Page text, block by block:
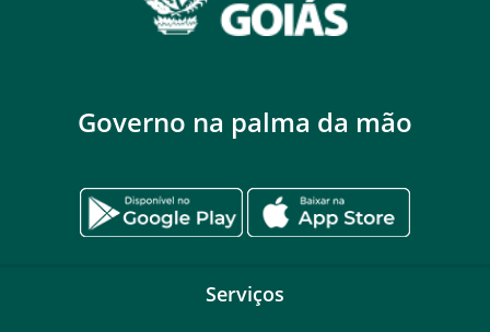
Governo na palma da mão
Serviços